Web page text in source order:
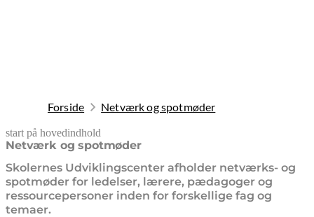
Forside Netværk og spotmøder
start på hovedindhold
Netværk og spotmøder
Skolernes Udviklingscenter afholder netværks- og
spotmøder for ledelser, lærere, pædagoger og
ressourcepersoner inden for forskellige fag og
temaer.
senest opdateret 8. maj 2026